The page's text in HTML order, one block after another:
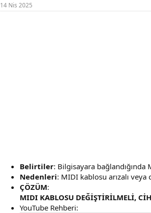
14 Nis 2025
Belirtiler: Bilgisayara bağlandığında
Nedenleri: MIDI kablosu arızalı veya
ÇÖZÜM:
MIDI KABLOSU DEĞİŞTİRİLMELİ,
YouTube Rehberi: